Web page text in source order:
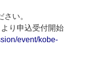
い。
り申込受付開始
event/kobe-